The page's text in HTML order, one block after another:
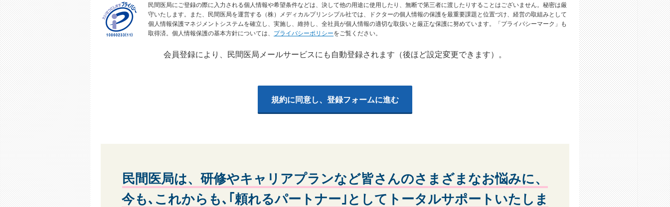
第2条 民間医局会員
1 民間医局会員（以下、「会員」といいます）とは、医学生及び医師免許を有する者を対象とし、当社に個人情報およびその他の情報を登録し、
当社がこれを承認した者をいいます。当該会員登録および承認後、会員は当社のサービスを利用できるものとします。
3 会員が登録した情報は会員自らがその内容につき責任を負うものとします。
複数のIDについて、別途当社が定める社内規程に基づいて同一の会員と判断した場合は、最新のIDを有効とします。
2 ID（メールアドレス）またはパスワードを他人に貸与、譲渡などして、当社のサービスを使用させる行為
3 他の会員のID（メールアドレス）またはパスワードを不正に使用する行為
4 著作権、商標権、プライバシー権、氏名権、肖像権、名誉等の他人の権利を侵害する行為
民間医局にご登録の際に入力される個人情報や希望条件などは、決して他の用途に使用したり、無断で第三者に渡したりすることはございません。秘密は厳
守いたします。また、民間医局を運営する（株）メディカルプリンシプル社では、ドクターの個人情報の保護を最重要課題と位置づけ、経営の取組みとして
個人情報保護マネジメントシステムを確立し、実施し、維持し、全社員が個人情報の適切な取扱いと厳正な保護に努めています。「プライバシーマーク」も
取得済。個人情報保護の基本方針については、 プライバシーポリシーをご覧ください。
会員登録により、民間医局メールサービスにも自動登録されます（後ほど設定変更できます）。
規約に同意し、登録フォームに進む
民間医局は、研修やキャリアプランなど皆さんのさまざまなお悩みに、
今も､これからも､｢頼れるパートナー｣としてトータルサポートいたしま